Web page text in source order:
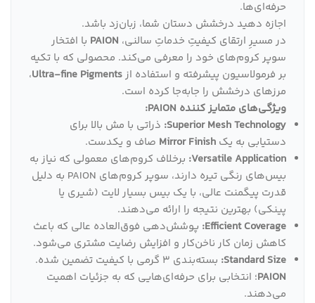
حرفه‌ای‌ها.
اجازه دهید درخشش دستان شما، زبان‌زد باشد.
در مسیرِ ارتقای کیفیتِ خدماتِ سالنی، PAION با افتخار
سوپر کروم‌های خود را معرفی می‌کند. محصولی که با تکیه
بر فرمولاسیون پیشرفته و استفاده ازUltra-fine Pigments،
مرزهای درخشش را جابه‌جا کرده است.
ویژگی‌های متمایز کننده PAION:
Superior Mesh Technology: ذراتی با مش بالا برای
دستیابی به یک Mirror Finish صاف و یکدست.
Versatile Application: برخلاف کروم‌های معمولی که نیاز به
بیس‌های رنگی تیره دارند، سوپر کروم‌های PAION به دلیل
قدرت پیگمنت عالی، با یک بیس بسیار لایت (شیری یا
پینکی) بهترین نتیجه را ارائه می‌دهند.
Efficient Coverage: پوشش‌دهی فوق‌العاده عالی که باعث
کاهش زمان کار ناخن‌کار و افزایش رضایت مشتری می‌شود.
Standard Size: بسته‌بندی ۳ گرمی با کیفیت تضمین شده.
PAION؛ انتخابی برای حرفه‌ای‌هایی که به جزئیات اهمیت
می‌دهند.